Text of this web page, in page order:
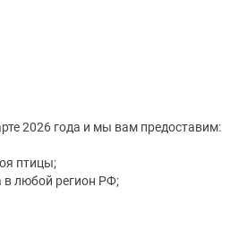
2026 года и мы вам предоставим:
птицы;
в любой регион РФ;